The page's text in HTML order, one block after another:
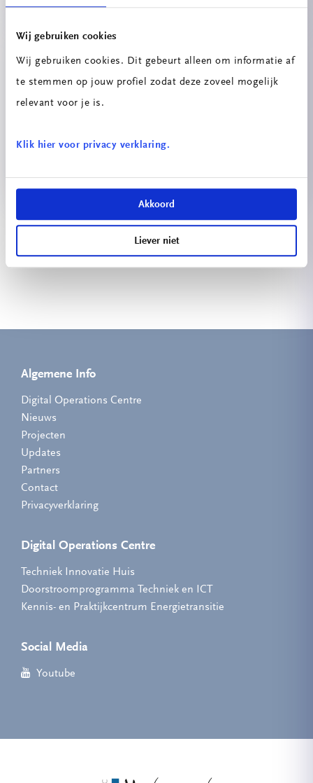
Wij gebruiken cookies
Wij gebruiken cookies. Dit gebeurt alleen om informatie af
te stemmen op jouw profiel zodat deze zoveel mogelijk
relevant voor je is.
Klik hier voor privacy verklaring.
Akkoord
Liever niet
Festo x ITEM: Het Pinball Project
Bekijk meer projecten
Algemene Info
Digital Operations Centre
Nieuws
Projecten
Updates
Partners
Contact
Privacyverklaring
Digital Operations Centre
Techniek Innovatie Huis
Doorstroomprogramma Techniek en ICT
Kennis- en Praktijkcentrum Energietransitie
Social Media
Youtube